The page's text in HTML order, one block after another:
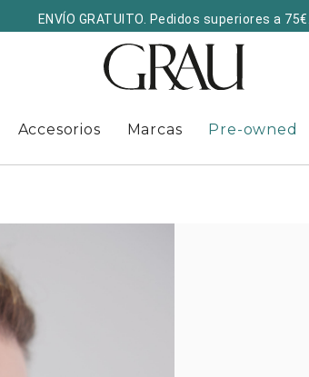
ENVÍO GRATUITO. Pedidos superiores a 75€.
Accesorios Marcas Pre-owned